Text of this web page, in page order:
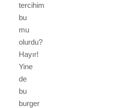
tercihim
bu
mu
olurdu?
Hayır!
Yine
de
bu
burger